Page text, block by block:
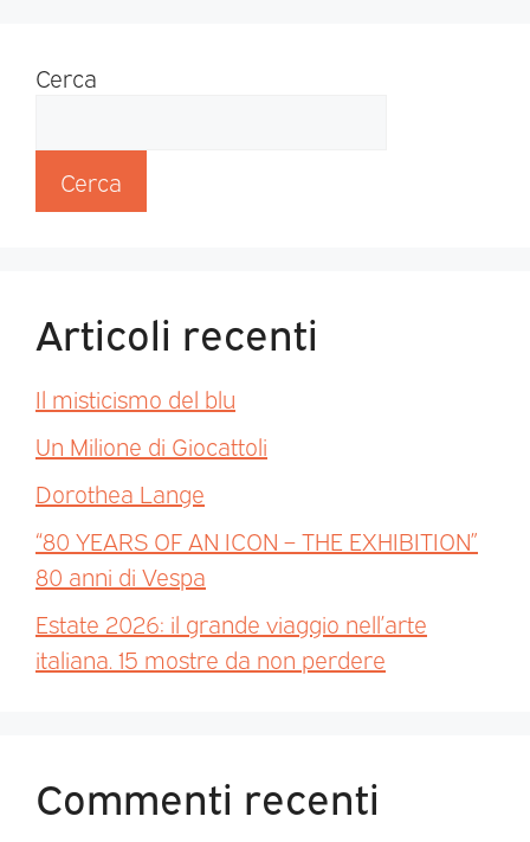
Cerca
Cerca
Articoli recenti
Il misticismo del blu
Un Milione di Giocattoli
Dorothea Lange
“80 YEARS OF AN ICON – THE EXHIBITION”
80 anni di Vespa
Estate 2026: il grande viaggio nell’arte
italiana. 15 mostre da non perdere
Commenti recenti